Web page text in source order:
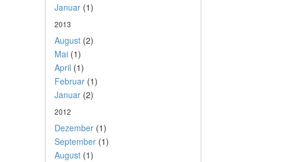
Januar(1)
2013
August(2)
Mai(1)
April (1)
Februar(1)
Januar(2)
2012
Dezember(1)
September(1)
August(1)